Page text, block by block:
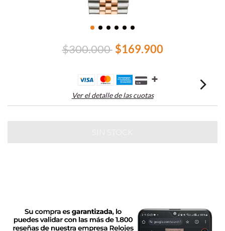
$300.000 $169.900
Ver el detalle de las cuotas